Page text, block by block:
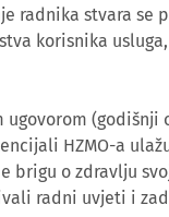
radnika stvara se
korisnika
HZMO-a
brigu o zdravlju
radni uvjeti i